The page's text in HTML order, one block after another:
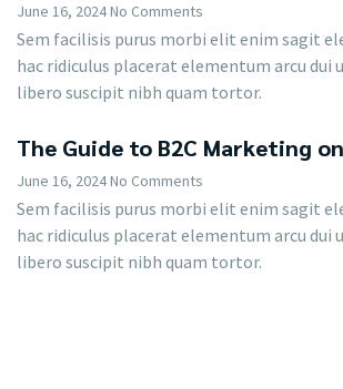
June 16, 2024No Comments
Sem facilisis purus morbi elit enim sagit
hac ridiculus placerat elementum arcu dui
libero suscipit nibh quam tortor.
The Guide to B2C Marketing
June 16, 2024No Comments
Sem facilisis purus morbi elit enim sagit
hac ridiculus placerat elementum arcu dui
libero suscipit nibh quam tortor.